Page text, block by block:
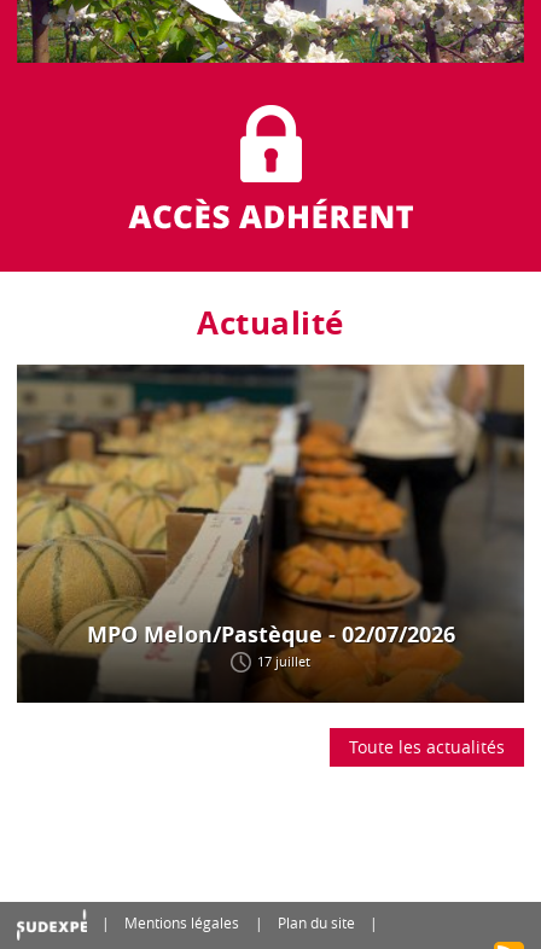
Actualité
MPO Melon/Pastèque - 02/07/2026
17 juillet
Toute les actualités
Mentions légales
Plan du site